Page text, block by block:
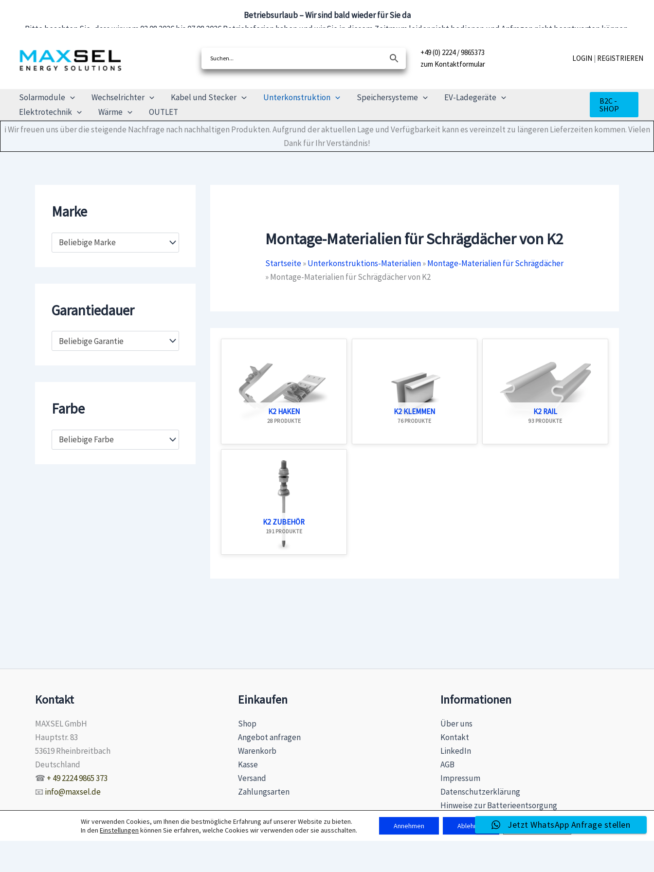
Betriebsurlaub – Wir sind bald wieder für Sie da
Bitte beachten Sie, dass wir vom 03.08.2026 bis 07.08.2026 Betriebsferien haben und wir Sie in diesem Zeitraum leider nicht bedienen und Anfragen nicht beantworten können.
Inhalt
springen
+49 (0) 2224 / 9865373
zum Kontaktformular
LOGIN | REGISTRIEREN
Solarmodule Wechselrichter Kabel und Stecker Unterkonstruktion Speichersysteme
EV-Ladegeräte
Elektrotechnik
Wärme OUTLET
B2C -
SHOP
ℹ️ Wir freuen uns über die steigende Nachfrage nach nachhaltigen Produkten. Aufgrund der aktuellen Lage und Verfügbarkeit kann es vereinzelt zu längeren Lieferzeiten kommen. Vielen
Dank für Ihr Verständnis!
Marke
Beliebige Marke
Garantiedauer
Beliebige Garantie
Farbe
Beliebige Farbe
Montage-Materialien für Schrägdächer von K2
Startseite»Unterkonstruktions-Materialien»Montage-Materialien für Schrägdächer
»Montage-Materialien für Schrägdächer von K2
K2 HAKEN
28 PRODUKTE
K2 KLEMMEN
76 PRODUKTE
K2 RAIL
93 PRODUKTE
K2 ZUBEHÖR
191 PRODUKTE
Kontakt
MAXSEL GmbH
Hauptstr. 83
53619 Rheinbreitbach
Deutschland
☎ + 49 2224 9865 373
📧 info@maxsel.de
Einkaufen
Shop
Angebot anfragen
Warenkorb
Kasse
Versand
Zahlungsarten
Informationen
Über uns
Kontakt
LinkedIn
AGB
Impressum
Datenschutzerklärung
Hinweise zur Batterieentsorgung
Wir verwenden Cookies, um Ihnen die bestmögliche Erfahrung auf unserer Website zu bieten.
In denEinstellungen können Sie erfahren, welche Cookies wir verwenden oder sie ausschalten. Annehmen Ablehnen Einstellungen
Jetzt WhatsApp Anfrage stellen